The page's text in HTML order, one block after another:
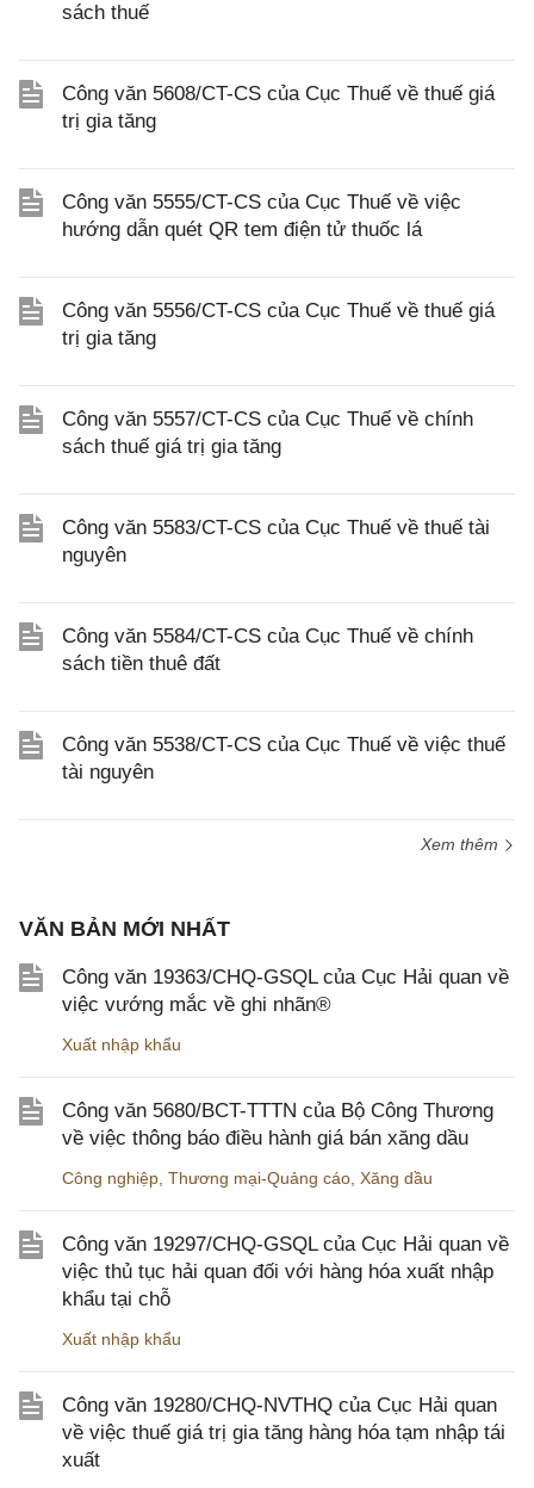
sách thuế
Công văn 5608/CT-CS của Cục Thuế về thuế giá
trị gia tăng
Công văn 5555/CT-CS của Cục Thuế về việc
hướng dẫn quét QR tem điện tử thuốc lá
Công văn 5556/CT-CS của Cục Thuế về thuế giá
trị gia tăng
Công văn 5557/CT-CS của Cục Thuế về chính
sách thuế giá trị gia tăng
Công văn 5583/CT-CS của Cục Thuế về thuế tài
nguyên
Công văn 5584/CT-CS của Cục Thuế về chính
sách tiền thuê đất
Công văn 5538/CT-CS của Cục Thuế về việc thuế
tài nguyên
Xem thêm
VĂN BẢN MỚI NHẤT
Công văn 19363/CHQ-GSQL của Cục Hải quan về
việc vướng mắc về ghi nhãn®
Xuất nhập khẩu
Công văn 5680/BCT-TTTN của Bộ Công Thương
về việc thông báo điều hành giá bán xăng dầu
Công nghiệp Thương mại-Quảng cáo Xăng dầu
Công văn 19297/CHQ-GSQL của Cục Hải quan về
việc thủ tục hải quan đối với hàng hóa xuất nhập
khẩu tại chỗ
Xuất nhập khẩu
Công văn 19280/CHQ-NVTHQ của Cục Hải quan
về việc thuế giá trị gia tăng hàng hóa tạm nhập tái
xuất